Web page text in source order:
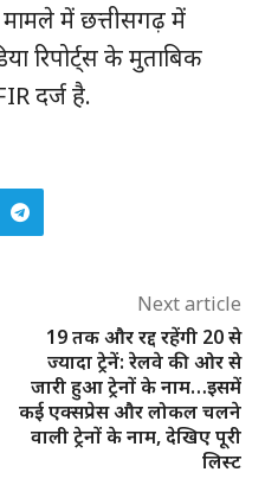
में छत्तीसगढ़ में
रिपोर्ट्स के मुताबिक
दर्ज है.
Next article
19 तक और रद्द रहेंगी 20 से
ज्यादा ट्रेनें: रेलवे की ओर से
जारी हुआ ट्रेनों के नाम…इसमें
कई एक्सप्रेस और लोकल चलने
वाली ट्रेनों के नाम, देखिए पूरी
लिस्ट